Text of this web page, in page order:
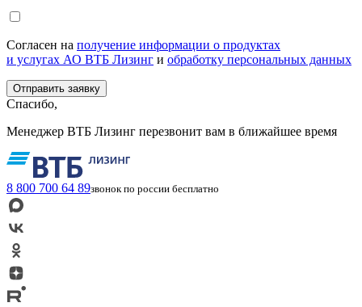
Согласен на получение информации о продуктах
и услугах АО ВТБ Лизинг и обработку персональных данных
Спасибо,
Менеджер ВТБ Лизинг перезвонит вам в ближайшее время
8 800 700 64 89звонок по россии бесплатно